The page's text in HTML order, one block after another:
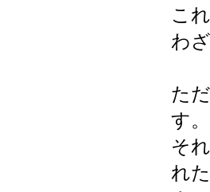
こ
わ
た
す。
そ
れ